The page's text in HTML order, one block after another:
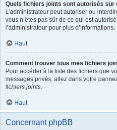
Quels fichiers joints sont autorisés sur
L’administrateur peut autoriser ou
vous n’êtes pas sûr de ce qui est
l’administrateur pour plus d’informations.
Haut
Comment trouver tous mes fichiers
Pour accéder à la liste des fichiers que
messages privés, allez dans votre
fichiers joints.
Haut
Concernant phpBB